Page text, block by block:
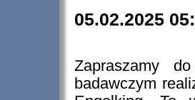
05.02.2025
Zapraszamy
badawczym